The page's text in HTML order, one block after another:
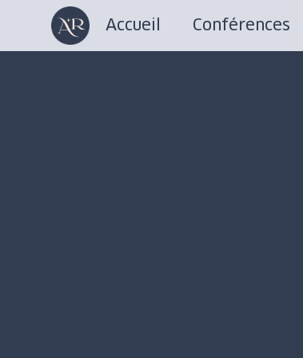
Accueil Conférences